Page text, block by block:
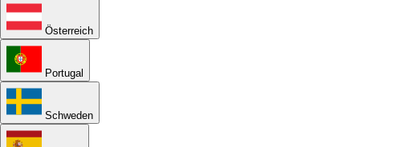
Österreich
Portugal
Schweden